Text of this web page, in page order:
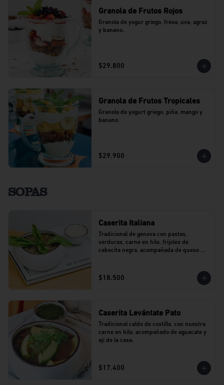
Granola de Frutos Rojos
Granola de yogur griego, fresa, uva, agraz
y banano.
$29.800
Granola de Frutos Tropicales
Granola de yogurt griego, piña, mango y
banano.
$29.900
SOPAS
Caserita Italiana
Tradicional de genova con pastas,
verduras, carne en hilo, frijoles de
cabecita negra, acompañada de queso
$18.500
Caserita Levántate Pato
Tradicional caldo de costilla, con nuestra
carne en hilo, acompañado de aguacate y
ají de la casa.
$17.400